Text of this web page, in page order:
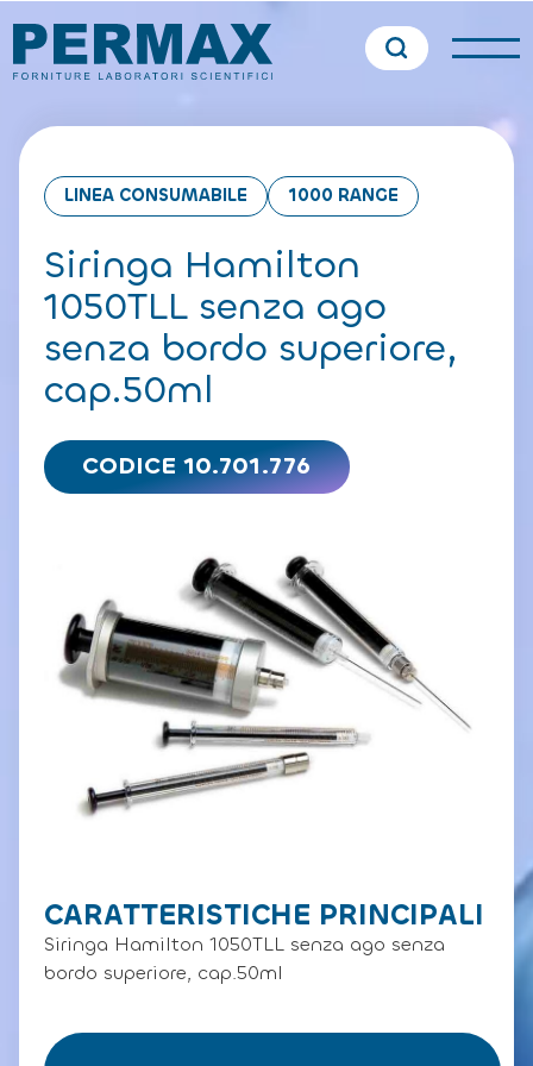
LINEA CONSUMABILE 1000 RANGE
Siringa Hamilton
1050TLL senza ago
senza bordo superiore,
cap.50ml
CODICE 10.701.776
CARATTERISTICHE PRINCIPALI
Siringa Hamilton 1050TLL senza ago senza
bordo superiore, cap.50ml